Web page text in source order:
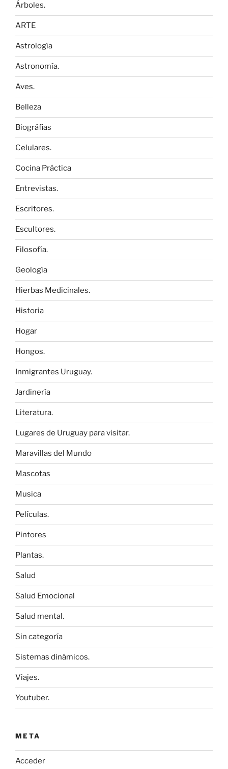
Árboles.
ARTE
Astrología
Astronomía.
Aves.
Belleza
Biográfias
Celulares.
Cocina Práctica
Entrevistas.
Escritores.
Escultores.
Filosofía.
Geología
Hierbas Medicinales.
Historia
Hogar
Hongos.
Inmigrantes Uruguay.
Jardinería
Literatura.
Lugares de Uruguay para visitar.
Maravillas del Mundo
Mascotas
Musica
Películas.
Pintores
Plantas.
Salud
Salud Emocional
Salud mental.
Sin categoría
Sistemas dinámicos.
Viajes.
Youtuber.
META
Acceder